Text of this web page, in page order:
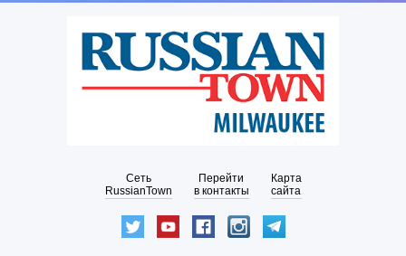
Сеть
RussianTown
Перейти
в контакты
Карта
сайта